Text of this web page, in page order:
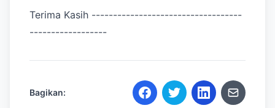
Terima Kasih -----------------------------------
------------------
Bagikan: